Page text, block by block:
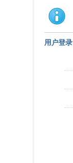
用户登录